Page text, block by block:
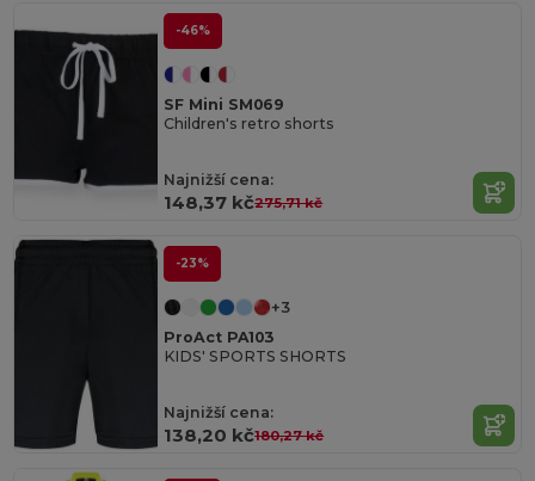
-46%
SF Mini SM069
Children's retro shorts
Najnižší cena:
148,37 kč275,71 kč
-23%
+3
ProAct PA103
KIDS' SPORTS SHORTS
Najnižší cena:
138,20 kč180,27 kč